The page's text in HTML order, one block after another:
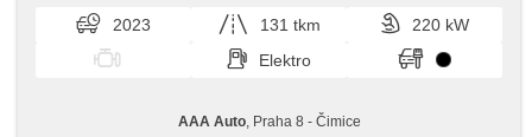
Seitenscheiben, Autoradio, Automatikgetriebe
2023 131 tkm
220 kW
Elektro
AAA Auto, Praha 8 - Čimice